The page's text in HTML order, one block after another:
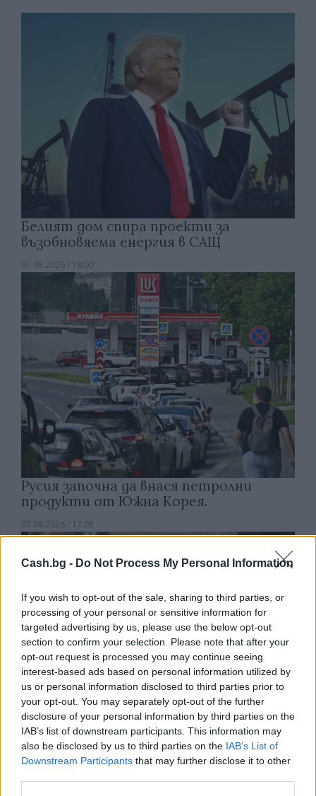
Cash.bg - Do Not Process My Personal Information
If you wish to opt-out of the sale, sharing to third parties, or
processing of your personal or sensitive information for
targeted advertising by us, please use the below opt-out
section to confirm your selection. Please note that after your
opt-out request is processed you may continue seeing
interest-based ads based on personal information utilized by
us or personal information disclosed to third parties prior to
your opt-out. You may separately opt-out of the further
disclosure of your personal information by third parties on the
IAB’s list of downstream participants. This information may
also be disclosed by us to third parties on the IAB’s List of
Downstream Participants that may further disclose it to other
Белият дом спира проекти за
възобновяема енергия в САЩ
07.08.2026 / 18:00
Русия започна да внася петролни
продукти от Южна Корея.
07.08.2026 / 17:05
Древен храм на почти 900 години
откриха под кафене за сладолед в